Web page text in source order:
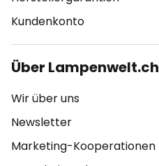
Kundenkonto
Über Lampenwelt.ch
Wir über uns
Newsletter
Marketing-Kooperationen